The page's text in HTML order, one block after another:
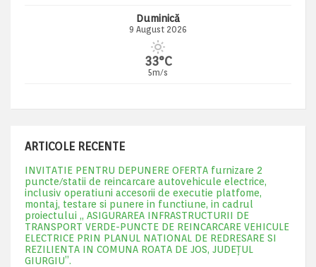
Duminică
9 August 2026
33°C
5m/s
ARTICOLE RECENTE
INVITATIE PENTRU DEPUNERE OFERTA furnizare 2
puncte/statii de reincarcare autovehicule electrice,
inclusiv operatiuni accesorii de executie platfome,
montaj, testare si punere in functiune, in cadrul
proiectului „ ASIGURAREA INFRASTRUCTURII DE
TRANSPORT VERDE-PUNCTE DE REINCARCARE VEHICULE
ELECTRICE PRIN PLANUL NATIONAL DE REDRESARE SI
REZILIENTA IN COMUNA ROATA DE JOS, JUDEŢUL
GIURGIU”.